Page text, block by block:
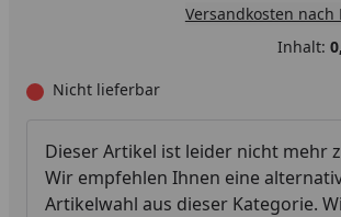
Versandkosten
Inhalt:
Nicht lieferbar
Dieser Artikel ist leider nicht mehr
Wir empfehlen Ihnen eine
Artikelwahl aus dieser Kategorie.